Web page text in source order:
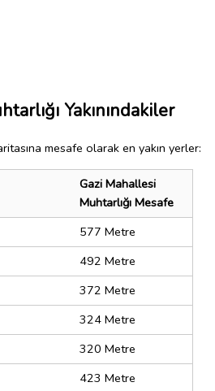
Yakınındakiler
mesafe olarak en yakın yerler:
Gazi Mahallesi
Muhtarlığı Mesafe
577 Metre
492 Metre
372 Metre
324 Metre
320 Metre
423 Metre